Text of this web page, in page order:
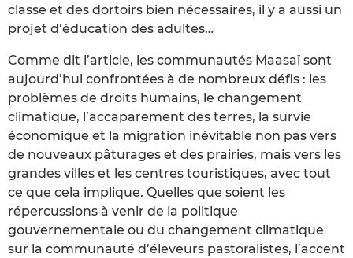
classe et des dortoirs bien nécessaires, il y a aussi un
projet d’éducation des adultes…
Comme dit l’article, les communautés Maasaï sont
aujourd’hui confrontées à de nombreux défis : les
problèmes de droits humains, le changement
climatique, l’accaparement des terres, la survie
économique et la migration inévitable non pas vers
de nouveaux pâturages et des prairies, mais vers les
grandes villes et les centres touristiques, avec tout
ce que cela implique. Quelles que soient les
répercussions à venir de la politique
gouvernementale ou du changement climatique
sur la communauté d’éleveurs pastoralistes, l’accent